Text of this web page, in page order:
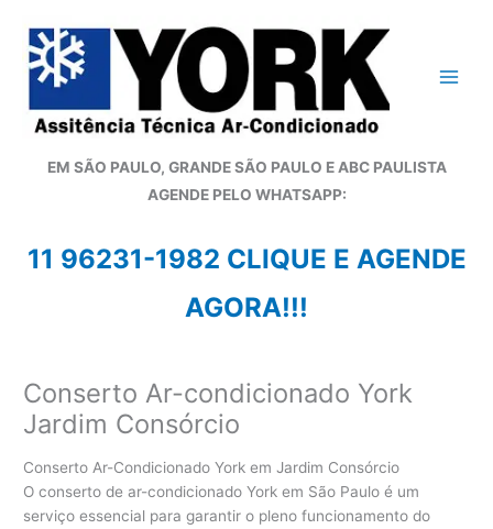
para
conteúdo
EM SÃO PAULO, GRANDE SÃO PAULO E ABC PAULISTA
AGENDE PELO WHATSAPP:
11 96231-1982 CLIQUE E AGENDE
AGORA!!!
Conserto Ar-condicionado York
Jardim Consórcio
Conserto Ar-Condicionado York em Jardim Consórcio
O conserto de ar-condicionado York em São Paulo é um
serviço essencial para garantir o pleno funcionamento do